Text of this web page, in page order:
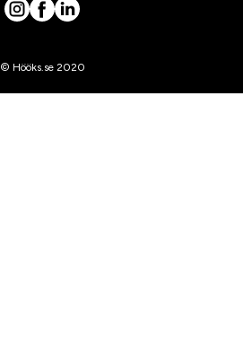
© Hööks.se 2020